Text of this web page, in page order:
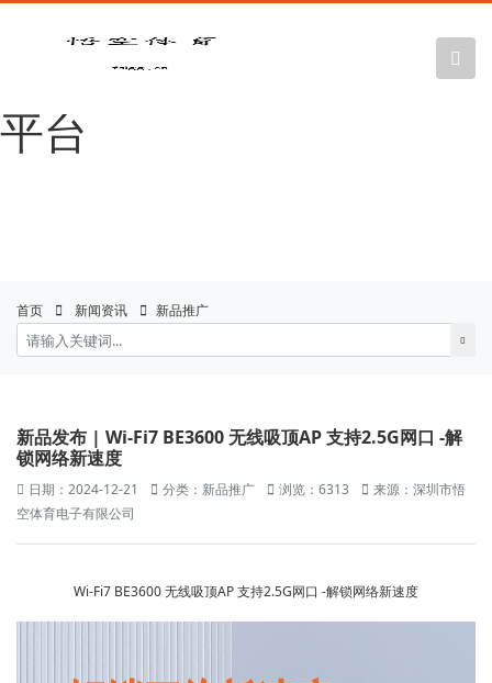
悟空体育官网 |
WUKONG SPORTS-官方
平台
首页 新闻资讯 新品推广
新品发布 | Wi-Fi7 BE3600 无线吸顶AP 支持2.5G网口 -解
锁网络新速度
日期：2024-12-21 分类：新品推广 浏览：6313
来源：深圳市悟
空体育电子有限公司
Wi-Fi7 BE3600 无线吸顶AP 支持2.5G网口 -解锁网络新速度